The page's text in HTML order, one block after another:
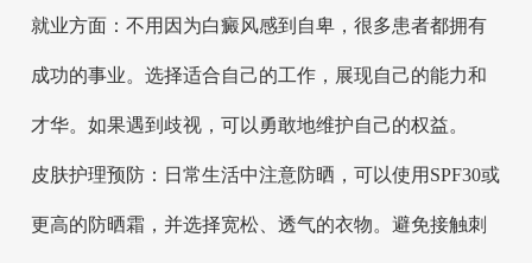
就业方面：不用因为白癜风感到自卑，很多患者都拥有
成功的事业。选择适合自己的工作，展现自己的能力和
才华。如果遇到歧视，可以勇敢地维护自己的权益。
皮肤护理预防：日常生活中注意防晒，可以使用SPF30或
更高的防晒霜，并选择宽松、透气的衣物。避免接触刺